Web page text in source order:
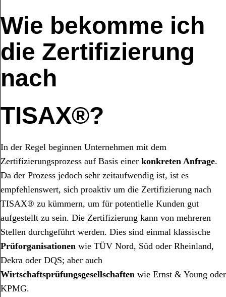
Wie bekomme ich
die Zertifizierung
nach
TISAX®?
In der Regel beginnen Unternehmen mit dem
Zertifizierungsprozess auf Basis einer konkreten Anfrage.
Da der Prozess jedoch sehr zeitaufwendig ist, ist es
empfehlenswert, sich proaktiv um die Zertifizierung nach
TISAX® zu kümmern, um für potentielle Kunden gut
aufgestellt zu sein. Die Zertifizierung kann von mehreren
Stellen durchgeführt werden. Dies sind einmal klassische
Prüforganisationen wie TÜV Nord, Süd oder Rheinland,
Dekra oder DQS; aber auch
Wirtschaftsprüfungsgesellschaften wie Ernst & Young oder
KPMG.